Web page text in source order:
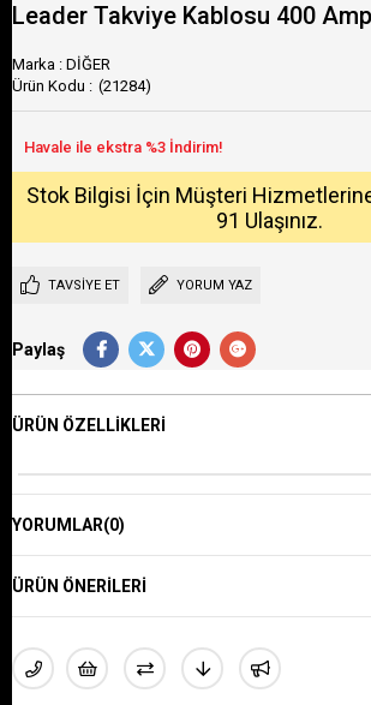
Leader Takviye Kablosu 400
Marka : DİĞER
(21284)
Stok Bilgisi İçin Müşteri
91 Ulaşınız.
TAVSIYE ET YORUM YAZ
Paylaş
ÜRÜN ÖZELLIKLERI
YORUMLAR(0)
ÜRÜN ÖNERILERI